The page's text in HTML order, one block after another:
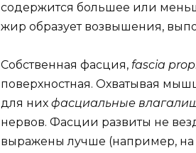
содержится большее или
жир образует возвышения,
Собственная фасция, fascia
поверхностная. Охватывая
для них фасциальные
нервов. Фасции развиты не
выражены лучше (например, на